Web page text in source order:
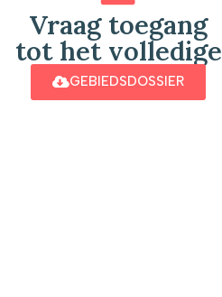
Vraag toegang
tot het volledige
GEBIEDSDOSSIER